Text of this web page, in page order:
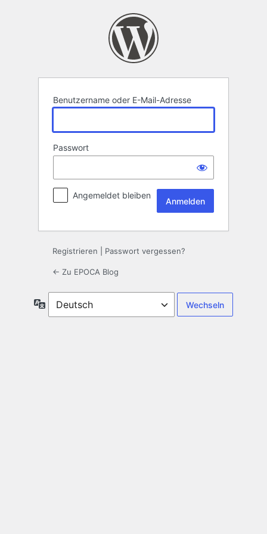
Benutzername oder E-Mail-Adresse
Passwort
Angemeldet bleiben
Registrieren Passwort vergessen?
← Zu EPOCA Blog
Sprache